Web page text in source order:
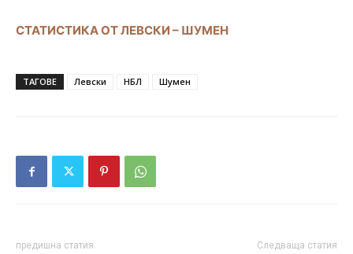
СТАТИСТИКА ОТ ЛЕВСКИ – ШУМЕН
ТАГОВЕ Левски НБЛ Шумен
предишна статия Следваща статия